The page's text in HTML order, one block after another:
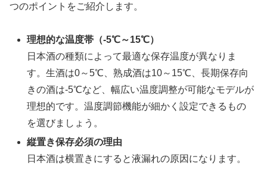
つのポイントをご紹介します。
理想的な温度帯（-5℃～15℃）
日本酒の種類によって最適な保存温度が異なりま
す。生酒は0～5℃、熟成酒は10～15℃、長期保存向
きの酒は-5℃など、幅広い温度調整が可能なモデルが
理想的です。温度調節機能が細かく設定できるもの
を選びましょう。
縦置き保存必須の理由
日本酒は横置きにすると液漏れの原因になります。